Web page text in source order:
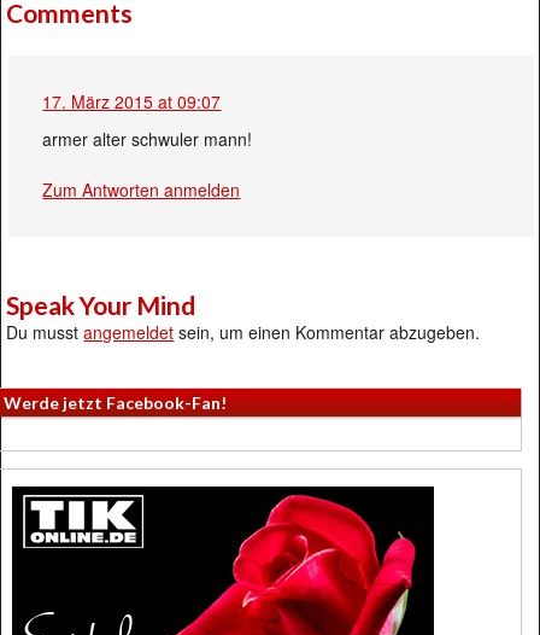
Comments
17. März 2015 at 09:07
armer alter schwuler mann!
Zum Antworten anmelden
Speak Your Mind
Du musstangemeldet sein, um einen Kommentar abzugeben.
Werde jetzt Facebook-Fan!